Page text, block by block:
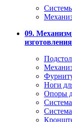
09.
Ноги
Опоры